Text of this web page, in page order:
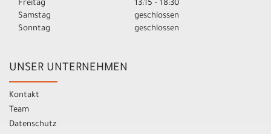
Freitag
13:15 - 18:30
Samstag
geschlossen
Sonntag
geschlossen
UNSER UNTERNEHMEN
Kontakt
Team
Datenschutz